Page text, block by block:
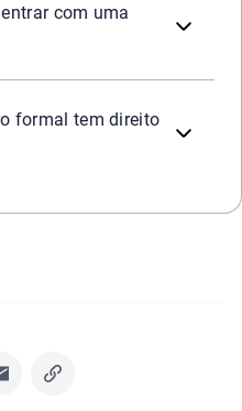
com uma
formal tem direito